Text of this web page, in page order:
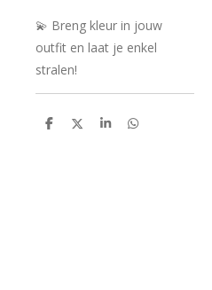
💫 Breng kleur in jouw
outfit en laat je enkel
stralen!
D
D
S
D